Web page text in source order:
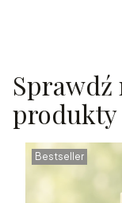
Sprawdź
produkty
Bestseller